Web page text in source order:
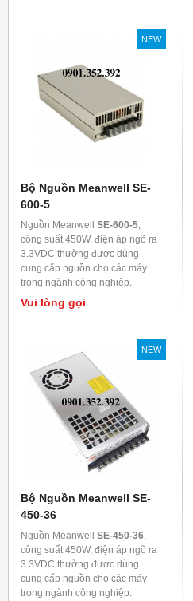
NEW
Bộ Nguồn Meanwell SE-
600-5
Nguồn Meanwell SE-600-5,
công suất 450W, điện áp ngõ ra
3.3VDC thường được dùng
cung cấp nguồn cho các máy
trong ngành công nghiệp.
Vui lòng gọi
NEW
Bộ Nguồn Meanwell SE-
450-36
Nguồn Meanwell SE-450-36,
công suất 450W, điện áp ngõ ra
3.3VDC thường được dùng
cung cấp nguồn cho các máy
trong ngành công nghiệp.